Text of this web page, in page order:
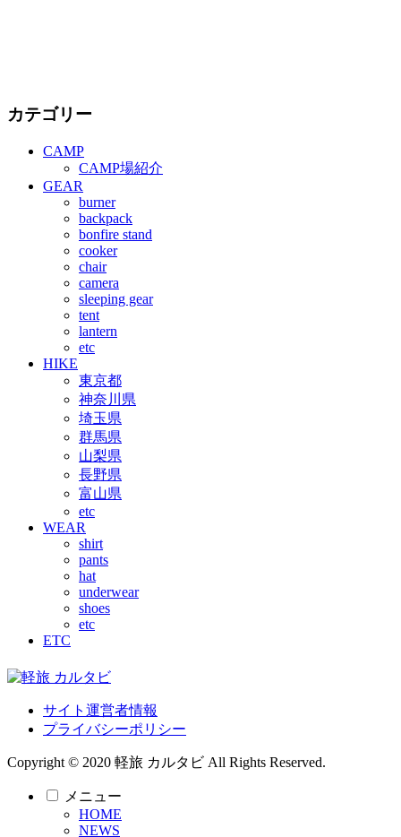
カテゴリー
CAMP
CAMP場紹介
GEAR
burner
backpack
bonfire stand
cooker
chair
camera
sleeping gear
tent
lantern
etc
HIKE
東京都
神奈川県
埼玉県
群馬県
山梨県
長野県
富山県
etc
WEAR
shirt
pants
hat
underwear
shoes
etc
ETC
サイト運営者情報
プライバシーポリシー
Copyright © 2020 軽旅 カルタビ All Rights Reserved.
メニュー
HOME
NEWS